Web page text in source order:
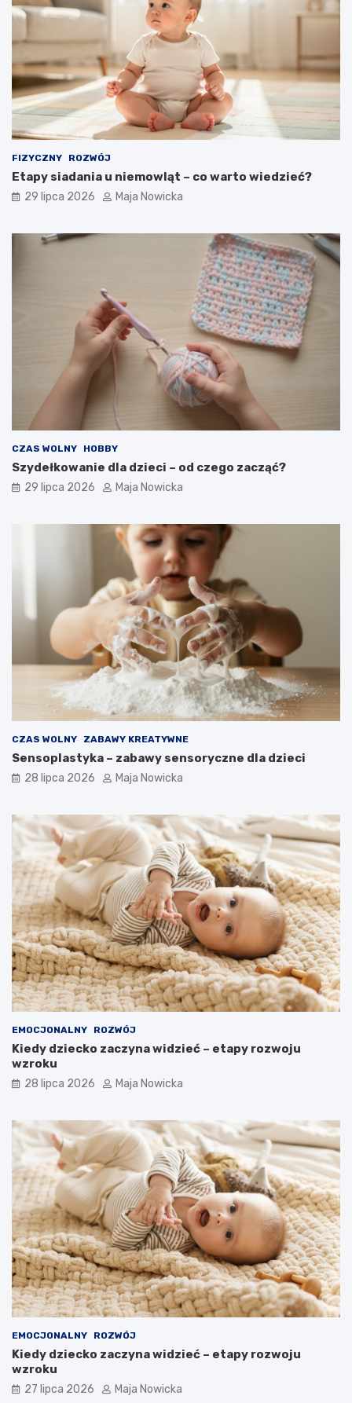
FIZYCZNY ROZWÓJ
Etapy siadania u niemowląt – co warto wiedzieć?
29 lipca 2026 Maja Nowicka
CZAS WOLNY HOBBY
Szydełkowanie dla dzieci – od czego zacząć?
29 lipca 2026 Maja Nowicka
CZAS WOLNY ZABAWY KREATYWNE
Sensoplastyka – zabawy sensoryczne dla dzieci
28 lipca 2026 Maja Nowicka
EMOCJONALNY ROZWÓJ
Kiedy dziecko zaczyna widzieć – etapy rozwoju
wzroku
28 lipca 2026 Maja Nowicka
EMOCJONALNY ROZWÓJ
Kiedy dziecko zaczyna widzieć – etapy rozwoju
wzroku
27 lipca 2026 Maja Nowicka